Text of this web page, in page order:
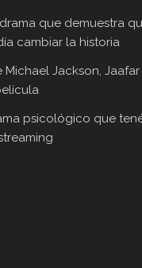
que demuestra
cambiar la historia
Jackson, Jaafar
psicológico que